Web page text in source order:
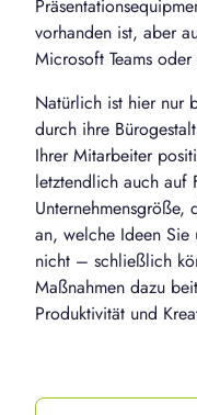
vorhanden ist, aber
Microsoft Teams
Natürlich ist hier nur
durch ihre
Ihrer Mitarbeiter
letztendlich auch auf
an, welche Ideen Sie
nicht – schließlich
Maßnahmen dazu
Produktivität und